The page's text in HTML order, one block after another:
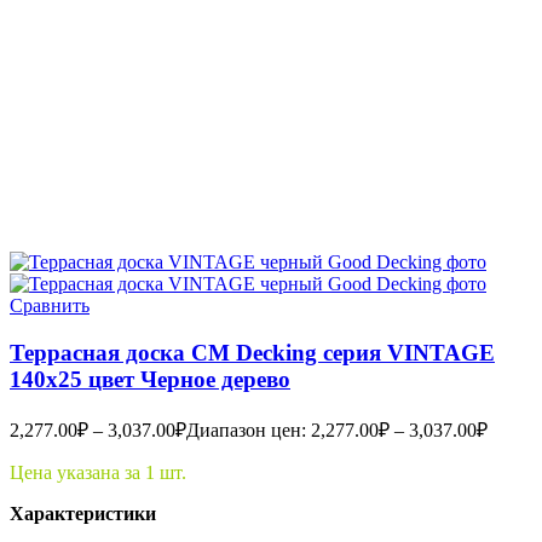
Сравнить
Террасная доска CM Decking серия VINTAGE
140х25 цвет Черное дерево
2,277.00₽ – 3,037.00₽Диапазон цен: 2,277.00₽ – 3,037.00₽
Цена указана за 1 шт.
Характеристики